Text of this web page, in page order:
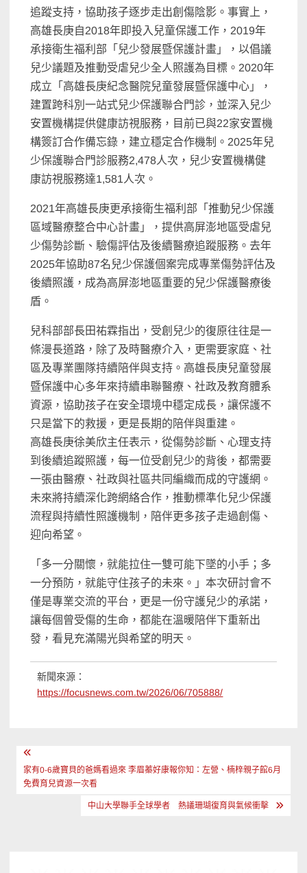
追蹤支持，協助孩子逐步走出創傷陰影。事實上，
高雄長庚自2018年即投入兒童保護工作，2019年
承接衛生福利部「兒少發展暨保護計畫」，以倡議
兒少議題及推動受虐兒少全人照護為目標。2020年
成立「高雄長庚紀念醫院兒童發展暨保護中心」，
建置跨科別一站式兒少保護聯合門診，並深入兒少
安置機構提供健康訪視服務，目前已與22家安置機
構簽訂合作備忘錄，建立穩定合作機制。2025年兒
少保護聯合門診服務2,478人次，兒少安置機構健
康訪視服務達1,581人次。
2021年高雄長庚更承接衛生福利部「推動兒少保護
區域醫療整合中心計畫」，提供高屏澎地區受虐兒
少傷勢診斷、驗傷評估及後續醫療追蹤服務。去年
2025年協助87名兒少保護個案完成專業傷勢評估及
後續照護，成為高屏澎地區重要的兒少保護醫療後
盾。
兒科部部長田祐霖指出，受創兒少的復原往往是一
條漫長道路，除了及時醫療介入，更需要家庭、社
區及專業團隊持續陪伴與支持。高雄長庚兒童發展
暨保護中心多年來持續串聯醫療、社政及教育體系
資源，協助孩子在安全環境中穩定成長，讓保護不
只是當下的救援，更是長期的陪伴與重建。
高雄長庚徐美欣主任表示，從傷勢診斷、心理支持
到後續追蹤照護，每一位受創兒少的背後，都需要
一張由醫療、社政與社區共同編織而成的守護網。
未來將持續深化跨網絡合作，推動標準化兒少保護
流程與持續性照護機制，陪伴更多孩子走過創傷、
迎向希望。
「多一分關懷，就能拉住一雙可能下墜的小手；多
一分預防，就能守住孩子的未來。」本次研討會不
僅是專業交流的平台，更是一份守護兒少的承諾，
讓每個曾受傷的生命，都能在溫暖陪伴下重新出
發，看見充滿陽光與希望的明天。
新聞來源：
https://focusnews.com.tw/2026/06/705888/
文
章
家有0-6歲寶貝的爸媽看過來 李眉蓁好康報你知：左營、楠梓親子館6月
免費育兒資源一次看
中山大學聯手全球學者 熱議珊瑚復育與氣候衝擊